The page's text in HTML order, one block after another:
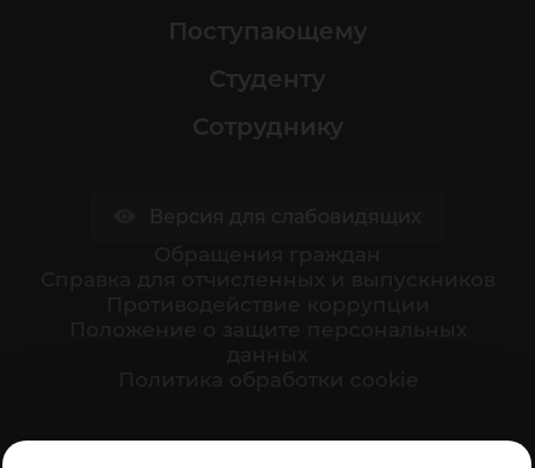
Поступающему
Студенту
Сотруднику